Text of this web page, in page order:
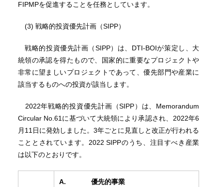
FIPMPを促進することを任務としています。
(3) 戦略的投資優先計画（SIPP）
戦略的投資優先計画（SIPP）は、DTI-BOIが策定し、大
統領の承認を得たもので、国家的に重要なプロジェクトや
非常に望ましいプロジェクトであって、優先部門や産業に
該当するものへの投資が該当します。
2022年戦略的投資優先計画（SIPP）は、Memorandum
Circular No.61に基づいて大統領により承認され、2022年6
月11日に発効しました。3年ごとに見直しと改正が行われる
こととされています。2022 SIPPのうち、注目すべき産業
は以下のとおりです。
A. 優先的事業